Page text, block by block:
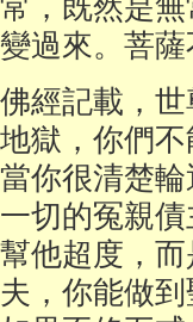
變過來。菩
佛經記載，
地獄，你們
當你很清楚
一切的冤親
幫他超度，
夫，你能做